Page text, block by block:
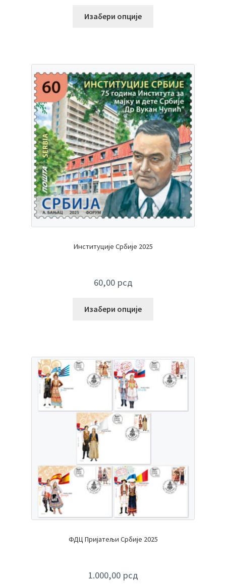
Изабери опције
Институције Србије 2025
60,00 рсд
Изабери опције
ФДЦ Пријатељи Србије 2025
1.000,00 рсд